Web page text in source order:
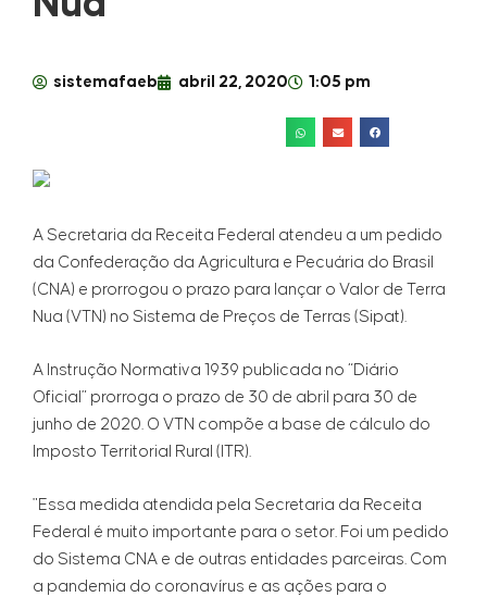
sistemafaeb abril 22, 2020 1:05 pm
A Secretaria da Receita Federal atendeu a um pedido
da Confederação da Agricultura e Pecuária do Brasil
(CNA) e prorrogou o prazo para lançar o Valor de Terra
Nua (VTN) no Sistema de Preços de Terras (Sipat).
A Instrução Normativa 1939 publicada no “Diário
Oficial” prorroga o prazo de 30 de abril para 30 de
junho de 2020. O VTN compõe a base de cálculo do
Imposto Territorial Rural (ITR).
"Essa medida atendida pela Secretaria da Receita
Federal é muito importante para o setor. Foi um pedido
do Sistema CNA e de outras entidades parceiras. Com
a pandemia do coronavírus e as ações para o